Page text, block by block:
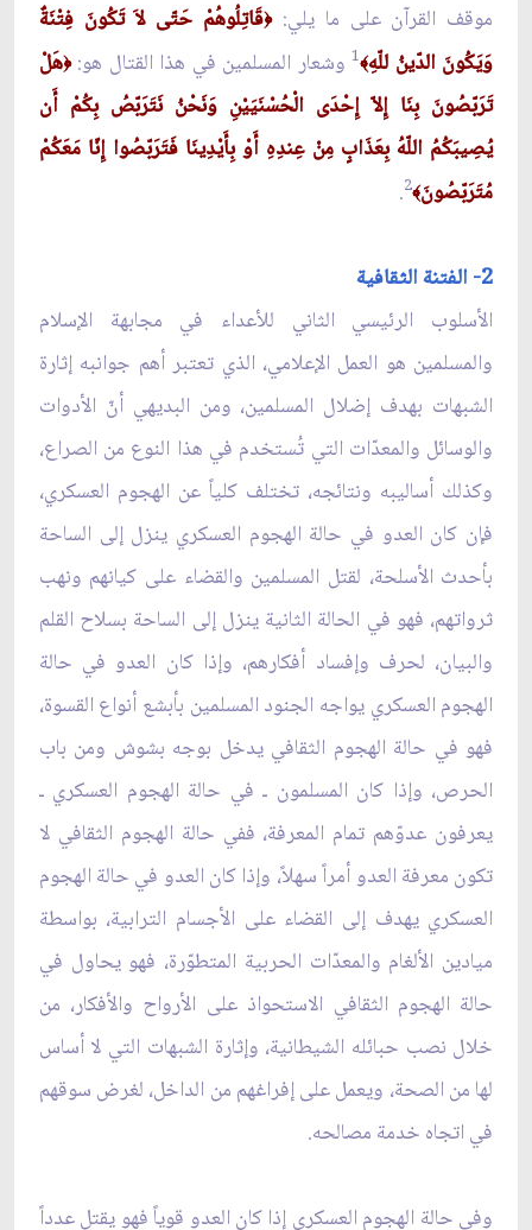
موقف القرآن على ما يلي:﴿قَاتِلُوهُمْ حَتّى‏ لاَ تَكُونَ فِتْنَةٌ
وَيَكُونَ الدّينُ للّهِ‏﴾1وشعار المسلمين في هذا القتال هو:﴿هَلْ
تَرَبّصُونَ بِنَا إِلاّ إِحْدَى الْحُسْنَيَيْنِ وَنَحْنُ نَتَرَبّصُ بِكُمْ أَن
يُصِيبَكُمُ اللّهُ بِعَذَابٍ مِنْ عِندِهِ أَوْ بِأَيْدِينَا فَتَرَبّصُوا إِنّا مَعَكُمْ
مُتَرَبّصُونَ﴾2
.
2- الفتنة الثقافية
الأسلوب الرئيسي الثاني للأعداء في مجابهة الإسلام
والمسلمين هو العمل الإعلامي، الذي تعتبر أهم جوانبه إثارة
الشبهات بهدف إضلال المسلمين، ومن البديهي أنّ الأدوات
والوسائل والمعدّات التي تُستخدم في هذا النوع من الصراع،
وكذلك أساليبه ونتائجه، تختلف كلياً عن الهجوم العسكري،
فإن كان العدو في حالة الهجوم العسكري ينزل إلى الساحة
بأحدث الأسلحة، لقتل المسلمين والقضاء على كيانهم ونهب
ثرواتهم، فهو في الحالة الثانية ينزل إلى الساحة بسلاح القلم
والبيان، لحرف وإفساد أفكارهم، وإذا كان العدو في حالة
الهجوم العسكري يواجه الجنود المسلمين بأبشع أنواع القسوة،
فهو في حالة الهجوم الثقافي يدخل بوجه بشوش ومن باب
الحرص، وإذا كان المسلمون ـ في حالة الهجوم العسكري ـ
يعرفون عدوّهم تمام المعرفة، ففي حالة الهجوم الثقافي لا
تكون معرفة العدو أمراً سهلاً، وإذا كان العدو في حالة الهجوم
العسكري يهدف إلى القضاء على الأجسام الترابية، بواسطة
ميادين الألغام والمعدّات الحربية المتطوّرة، فهو يحاول في
حالة الهجوم الثقافي الاستحواذ على الأرواح والأفكار، من
خلال نصب حبائله الشيطانية، وإثارة الشبهات التي لا أساس
لها من الصحة، ويعمل على إفراغهم من الداخل، لغرض سوقهم
في اتجاه خدمة مصالحه.
وفي حالة الهجوم العسكري إذا كان العدو قوياً فهو يقتل عدداً